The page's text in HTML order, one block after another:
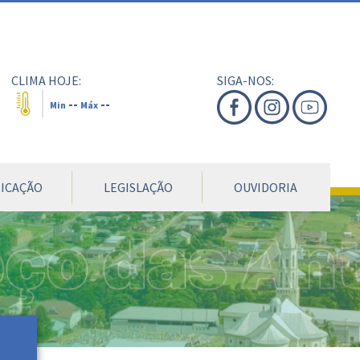
CLIMA HOJE:
Min -- Máx --
SIGA-NOS:
LEGISLAÇÃO OUVIDORIA